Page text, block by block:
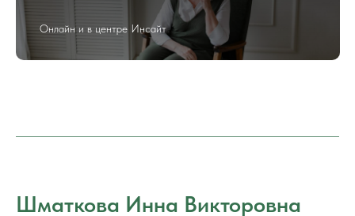
Онлайн и в центре Инсайт
Шматкова Инна Викторовна